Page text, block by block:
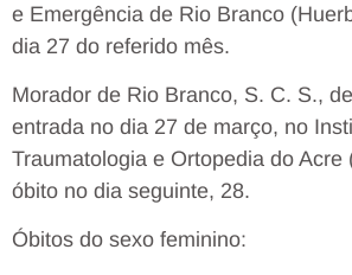
e Emergência de Rio Branco
dia 27 do referido mês.
Morador de Rio Branco, S. C. S.,
entrada no dia 27 de março, no
Traumatologia e Ortopedia do Acre
óbito no dia seguinte, 28.
Óbitos do sexo feminino: